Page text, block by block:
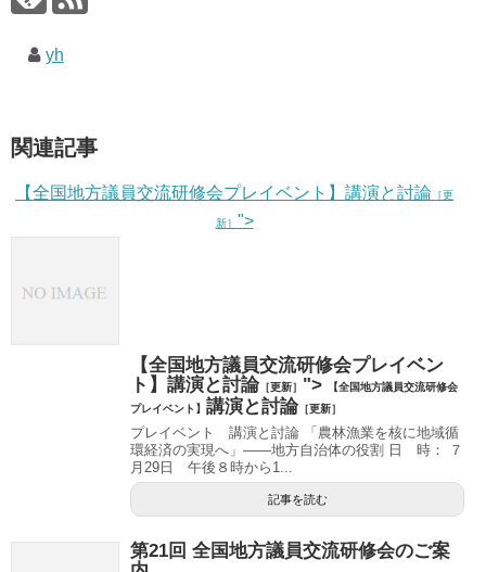
yh
関連記事
【全国地方議員交流研修会プレイベント】講演と討論 ［更
新］ ">
【全国地方議員交流研修会プレイベン
ト】講演と討論 ［更新］ ">
【全国地方議員交流研修会
プレイベント】 講演と討論 ［更新］
プレイベント 講演と討論 「農林漁業を核に地域循
環経済の実現へ」――地方自治体の役割 日 時： ７
月29日 午後８時から1...
記事を読む
第21回 全国地方議員交流研修会のご案